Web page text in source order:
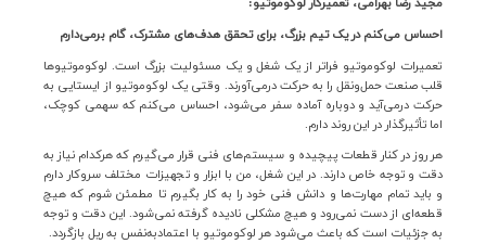
مجید رضا بهرامی، تعمیرکار لوکوموتیو:
احساس می‌کنم در یک تیم بزرگ، برای تحقق هدف‌های مشترک، گام برمی‌دارم
تعمیرات لوکوموتیو فراتر از یک شغل و یک مسئولیت بزرگ است. لوکوموتیوها
قلب صنعت حمل‌ونقل را به حرکت درمی‌آورند. وقتی یک لوکوموتیو از ایستایی به
حرکت درمی‌آید و دوباره آماده سفر می‌شود، احساس می‌کنم که سهمی کوچک،
اما تأثیرگذار در این روند دارم.
هر روز در کنار قطعات پیچیده و سیستم‌های فنی قرار می‌گیرم که هرکدام نیاز به
دقت و توجه خاص دارند. در این شغل، من با ابزار و تجهیزات مختلف سروکار دارم
و باید تمام مهارت‌ها و دانش فنی خود را به کار بگیرم تا مطمئن شوم که هیچ
قطعه‌ای از دست نمی‌رود و هیچ مشکلی نادیده گرفته نمی‌شود. این دقت و توجه
به جزئیات است که باعث می‌شود هر لوکوموتیو با اعتمادبه‌نفس به ریل بازگردد.